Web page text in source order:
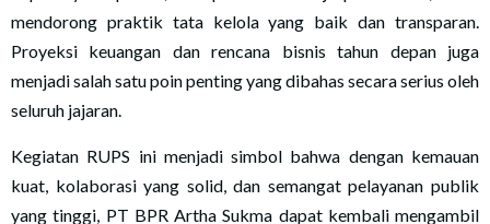
mendorong praktik tata kelola yang baik dan transparan.
Proyeksi keuangan dan rencana bisnis tahun depan juga
menjadi salah satu poin penting yang dibahas secara serius oleh
seluruh jajaran.
Kegiatan RUPS ini menjadi simbol bahwa dengan kemauan
kuat, kolaborasi yang solid, dan semangat pelayanan publik
yang tinggi, PT BPR Artha Sukma dapat kembali mengambil